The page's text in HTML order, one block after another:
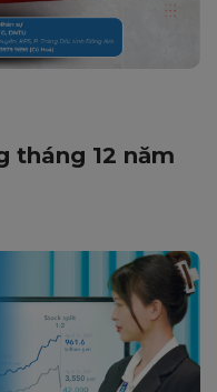
tháng 12 năm